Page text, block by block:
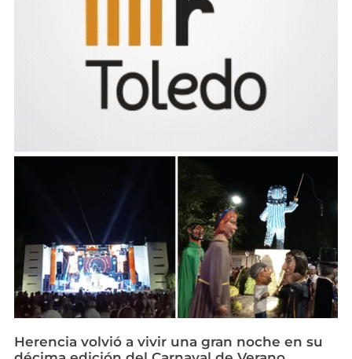
Herencia volvió a vivir una gran noche en su